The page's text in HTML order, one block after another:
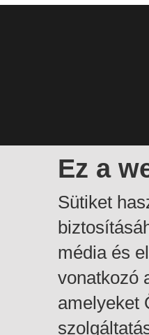
Ez a
Sütiket
média és
vonatkozó
amelyeket